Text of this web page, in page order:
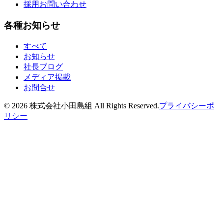
採用お問い合わせ
各種お知らせ
すべて
お知らせ
社長ブログ
メディア掲載
お問合せ
© 2026 株式会社小田島組 All Rights Reserved.プライバシーポ
リシー